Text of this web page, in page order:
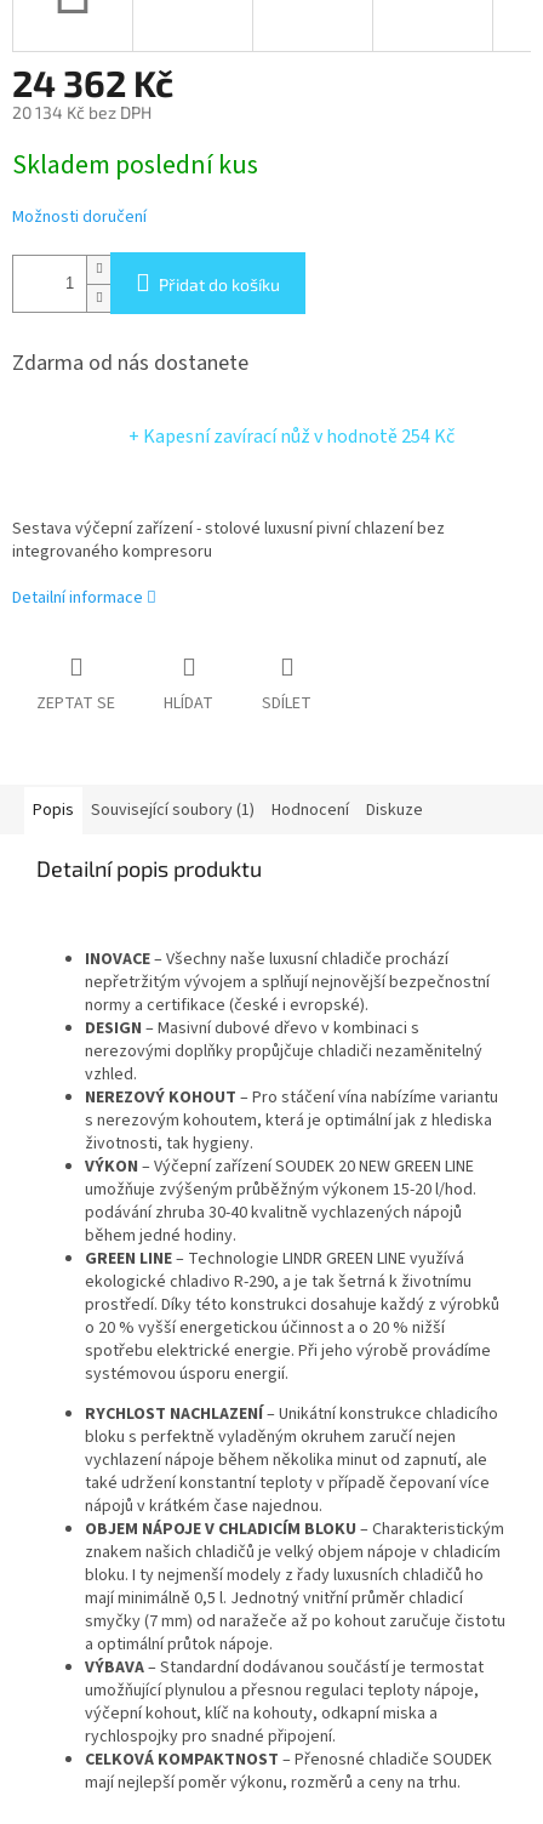
24 362 Kč
20 134 Kč bez DPH
cena:
Skladem poslední kus
Možnosti doručení
Přidat do košíku
Zdarma od nás dostanete
+ Kapesní zavírací nůžv hodnotě 254 Kč
Sestava výčepní zařízení - stolové luxusní pivní chlazení bez
integrovaného kompresoru
Detailní informace
ZEPTAT SE HLÍDAT SDÍLET
Popis Související soubory (1) Hodnocení Diskuze
Detailní popis produktu
INOVACE– Všechny naše luxusní chladiče prochází
nepřetržitým vývojem a splňují nejnovější bezpečnostní
normy a certifikace (české i evropské).
DESIGN – Masivní dubové dřevo v kombinaci s
nerezovými doplňky propůjčuje chladiči nezaměnitelný
vzhled.
NEREZOVÝ KOHOUT – Pro stáčení vína nabízíme variantu
s nerezovým kohoutem, která je optimální jak z hlediska
životnosti, tak hygieny.
VÝKON – Výčepní zařízení SOUDEK 20 NEW GREEN LINE
umožňuje zvýšeným průběžným výkonem 15-20 l/hod.
podávání zhruba 30-40 kvalitně vychlazených nápojů
během jedné hodiny.
GREEN LINE– Technologie LINDR GREEN LINE využívá
ekologické chladivo R-290, a je tak šetrná k životnímu
prostředí. Díky této konstrukci dosahuje každý z výrobků
o 20 % vyšší energetickou účinnost a o 20 % nižší
spotřebu elektrické energie. Při jeho výrobě provádíme
systémovou úsporu energií.
RYCHLOST NACHLAZENÍ– Unikátní konstrukce chladicího
bloku s perfektně vyladěným okruhem zaručí nejen
vychlazení nápoje během několika minut od zapnutí, ale
také udržení konstantní teploty v případě čepovaní více
nápojů v krátkém čase najednou.
OBJEM NÁPOJE V CHLADICÍM BLOKU – Charakteristickým
znakem našich chladičů je velký objem nápoje v chladicím
bloku. I ty nejmenší modely z řady luxusních chladičů ho
mají minimálně 0,5 l. Jednotný vnitřní průměr chladicí
smyčky (7 mm) od naražeče až po kohout zaručuje čistotu
a optimální průtok nápoje.
VÝBAVA– Standardní dodávanou součástí je termostat
umožňující plynulou a přesnou regulaci teploty nápoje,
výčepní kohout, klíč na kohouty, odkapní miska a
rychlospojky pro snadné připojení.
CELKOVÁ KOMPAKTNOST – Přenosné chladiče SOUDEK
mají nejlepší poměr výkonu, rozměrů a ceny na trhu.